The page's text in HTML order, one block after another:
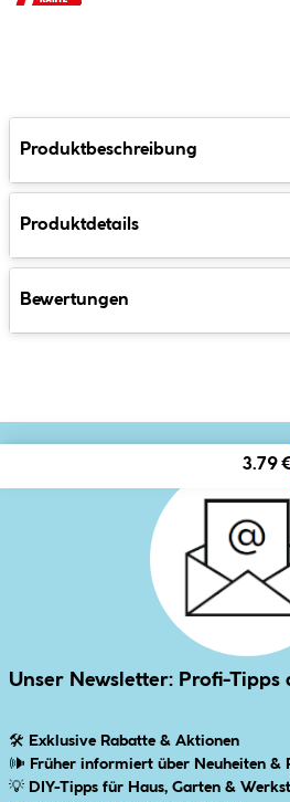
Produktbeschreibung
Produktdetails
Bewertungen
3.79
Unser Newsletter: Profi-Tipps
🛠 Exklusive Rabatte & Aktionen
🕪 Früher informiert über Neuheiten &
💡 DIY-Tipps für Haus, Garten &